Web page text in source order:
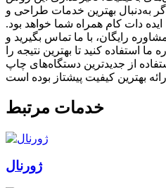
به‌دنبال بهترین خدمات طراحی و
دات کام همراه شما خواهد بود.
رایگان، با ما تماس بگیرید و
استفاده کنید تا بهترین نتیجه را
از جدیدترین دستگاه‌های چاپ
خدمات مرتبط
ژورنال